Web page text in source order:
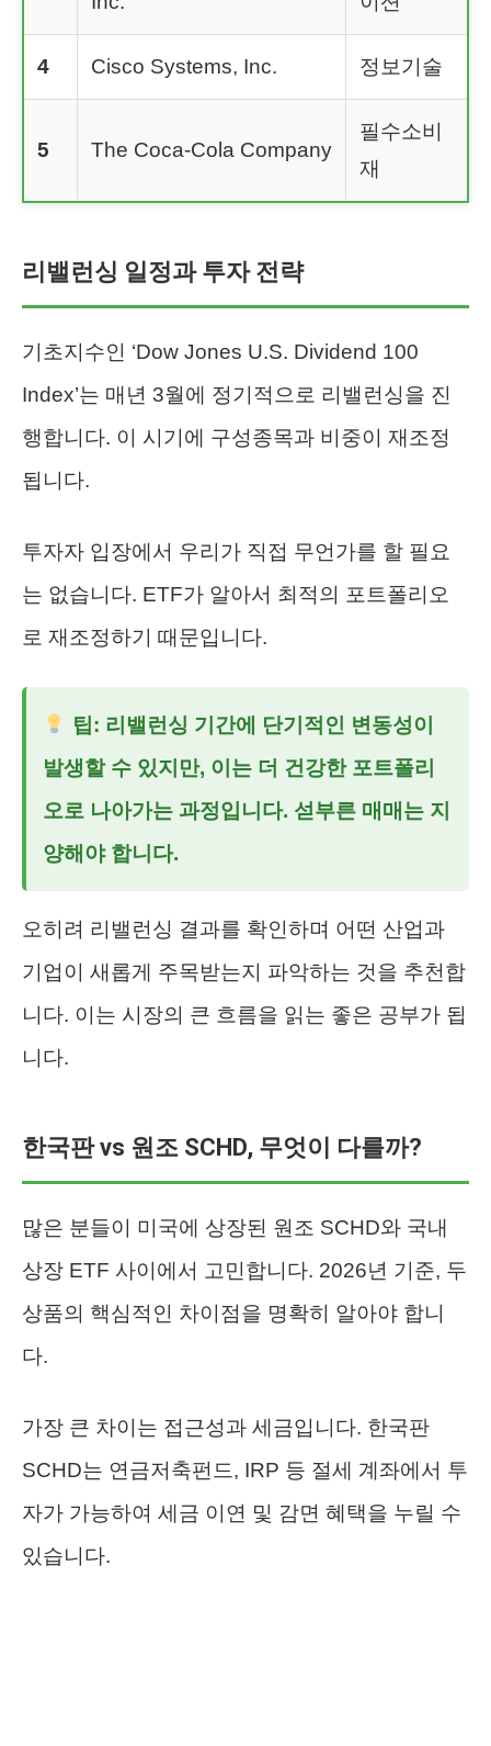
4 Cisco Systems, Inc. 정보기술
5 The Coca-Cola Company
필수소비
재
리밸런싱 일정과 투자 전략
기초지수인 ‘Dow Jones U.S. Dividend 100
Index’는 매년 3월에 정기적으로 리밸런싱을 진
행합니다. 이 시기에 구성종목과 비중이 재조정
됩니다.
투자자 입장에서 우리가 직접 무언가를 할 필요
는 없습니다. ETF가 알아서 최적의 포트폴리오
로 재조정하기 때문입니다.
팁: 리밸런싱 기간에 단기적인 변동성이
발생할 수 있지만, 이는 더 건강한 포트폴리
오로 나아가는 과정입니다. 섣부른 매매는 지
양해야 합니다.
오히려 리밸런싱 결과를 확인하며 어떤 산업과
기업이 새롭게 주목받는지 파악하는 것을 추천합
니다. 이는 시장의 큰 흐름을 읽는 좋은 공부가 됩
니다.
한국판 vs 원조 SCHD, 무엇이 다를까?
많은 분들이 미국에 상장된 원조 SCHD와 국내
상장 ETF 사이에서 고민합니다. 2026년 기준, 두
상품의 핵심적인 차이점을 명확히 알아야 합니
다.
가장 큰 차이는 접근성과 세금입니다. 한국판
SCHD는 연금저축펀드, IRP 등 절세 계좌에서 투
자가 가능하여 세금 이연 및 감면 혜택을 누릴 수
있습니다.